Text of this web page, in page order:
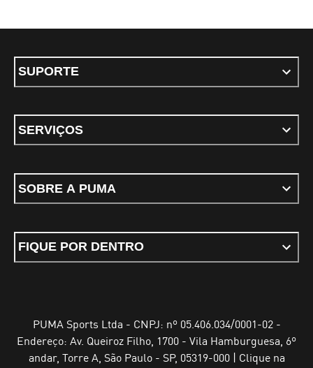
SUPORTE
SERVIÇOS
SOBRE A PUMA
FIQUE POR DENTRO
PUMA Sports Ltda - CNPJ: nº 05.406.034/0001-02 -
Endereço: Av. Queiroz Filho, 1700 - Vila Hamburguesa, 6º
andar, Torre A, São Paulo - SP, 05319-000 | Clique na